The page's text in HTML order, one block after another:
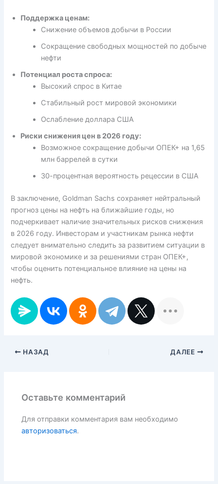
Поддержка ценам:
Снижение объемов добычи в России
Сокращение свободных мощностей по добыче
нефти
Потенциал роста спроса:
Высокий спрос в Китае
Стабильный рост мировой экономики
Ослабление доллара США
Риски снижения цен в 2026 году:
Возможное сокращение добычи ОПЕК+ на 1,65
млн баррелей в сутки
30-процентная вероятность рецессии в США
В заключение, Goldman Sachs сохраняет нейтральный
прогноз цены на нефть на ближайшие годы, но
подчеркивает наличие значительных рисков снижения
в 2026 году. Инвесторам и участникам рынка нефти
следует внимательно следить за развитием ситуации в
мировой экономике и за решениями стран ОПЕК+,
чтобы оценить потенциальное влияние на цены на
нефть.
НАЗАД ДАЛЕЕ
Оставьте комментарий
Для отправки комментария вам необходимо
авторизоваться.